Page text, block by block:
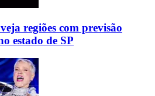
regiões com previsão
estado de SP